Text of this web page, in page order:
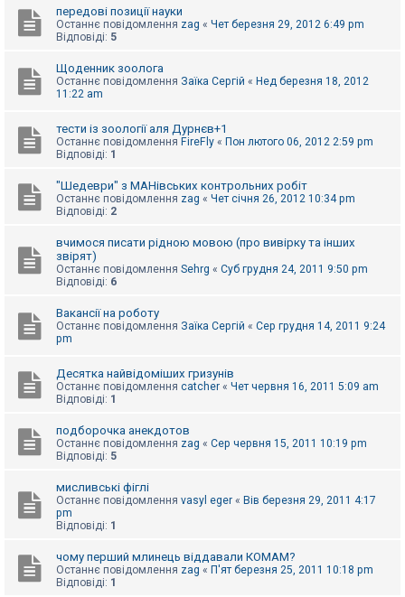
о
А
т
т
о
у
Д
п
м
а
передові позиції науки
Останнє повідомлення zag « Чет березня 29, 2012 6:49 pm
Відповіді: 5
Щоденник зоолога
Останнє повідомлення Заїка Сергій « Нед березня 18, 2012
11:22 am
тести із зоології аля Дурнєв+1
Останнє повідомлення FireFly « Пон лютого 06, 2012 2:59 pm
Відповіді: 1
"Шедеври" з МАНівських контрольних робіт
Останнє повідомлення zag « Чет січня 26, 2012 10:34 pm
Відповіді: 2
вчимося писати рідною мовою (про вивірку та інших
звірят)
Останнє повідомлення Sehrg « Суб грудня 24, 2011 9:50 pm
Відповіді: 6
Вакансії на роботу
Останнє повідомлення Заїка Сергій « Сер грудня 14, 2011 9:24
pm
Десятка найвідоміших гризунів
Останнє повідомлення catcher « Чет червня 16, 2011 5:09 am
Відповіді: 1
подборочка анекдотов
Останнє повідомлення zag « Сер червня 15, 2011 10:19 pm
Відповіді: 5
мисливські фіглі
Останнє повідомлення vasyl eger « Вів березня 29, 2011 4:17
pm
Відповіді: 1
чому перший млинець віддавали КОМАМ?
Останнє повідомлення zag « П'ят березня 25, 2011 10:18 pm
Відповіді: 1